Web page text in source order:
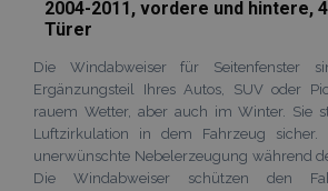
2004-2011, vordere und hintere,
Türer
Die Windabweiser für Seitenfenster
Ergänzungsteil Ihres Autos, SUV oder
rauem Wetter, aber auch im Winter. Sie
Luftzirkulation in dem Fahrzeug
unerwünschte Nebelerzeugung während
Die Windabweiser schützen den